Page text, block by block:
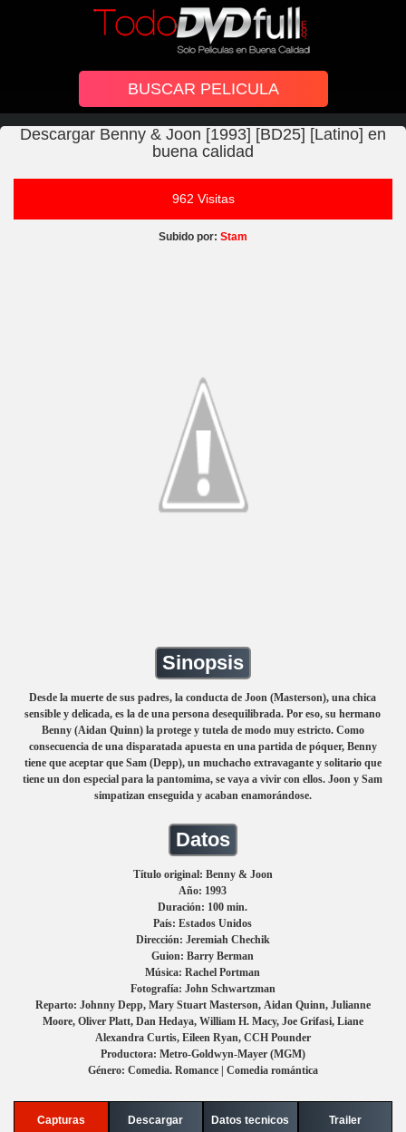
Descargar Benny & Joon [1993] [BD25] [Latino] en
buena calidad
962 Visitas
Subido por: Stam
Sinopsis
Desde la muerte de sus padres, la conducta de Joon (Masterson), una chica
sensible y delicada, es la de una persona desequilibrada. Por eso, su hermano
Benny (Aidan Quinn) la protege y tutela de modo muy estricto. Como
consecuencia de una disparatada apuesta en una partida de póquer, Benny
tiene que aceptar que Sam (Depp), un muchacho extravagante y solitario que
tiene un don especial para la pantomima, se vaya a vivir con ellos. Joon y Sam
simpatizan enseguida y acaban enamorándose.
Datos
Título original: Benny & Joon
Año: 1993
Duración: 100 min.
País: Estados Unidos
Dirección: Jeremiah Chechik
Guion: Barry Berman
Música: Rachel Portman
Fotografía: John Schwartzman
Reparto: Johnny Depp, Mary Stuart Masterson, Aidan Quinn, Julianne
Moore, Oliver Platt, Dan Hedaya, William H. Macy, Joe Grifasi, Liane
Alexandra Curtis, Eileen Ryan, CCH Pounder
Productora: Metro-Goldwyn-Mayer (MGM)
Género: Comedia. Romance | Comedia romántica
Capturas Descargar Datos tecnicos Trailer